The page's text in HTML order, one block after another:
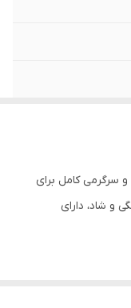
سرگرمی کامل برای
و شاد، دارای